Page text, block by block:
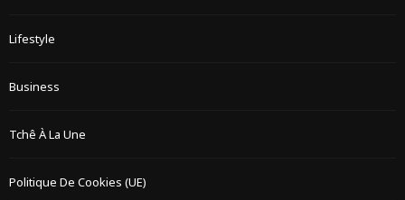
Lifestyle
Business
Tchê À La Une
Politique De Cookies (UE)